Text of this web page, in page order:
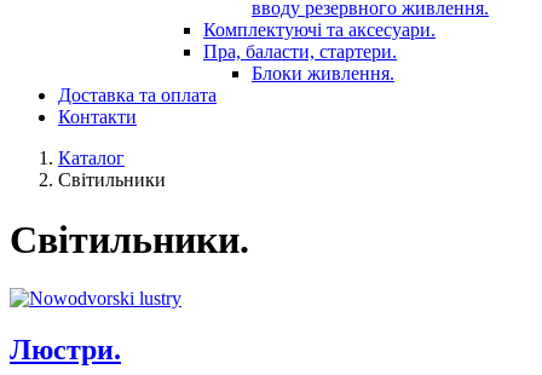
вводу резервного живлення.
Комплектуючі та аксесуари.
Пра, баласти, стартери.
Блоки живлення.
Доставка та оплата
Контакти
Каталог
Світильники
Світильники.
Люстри.